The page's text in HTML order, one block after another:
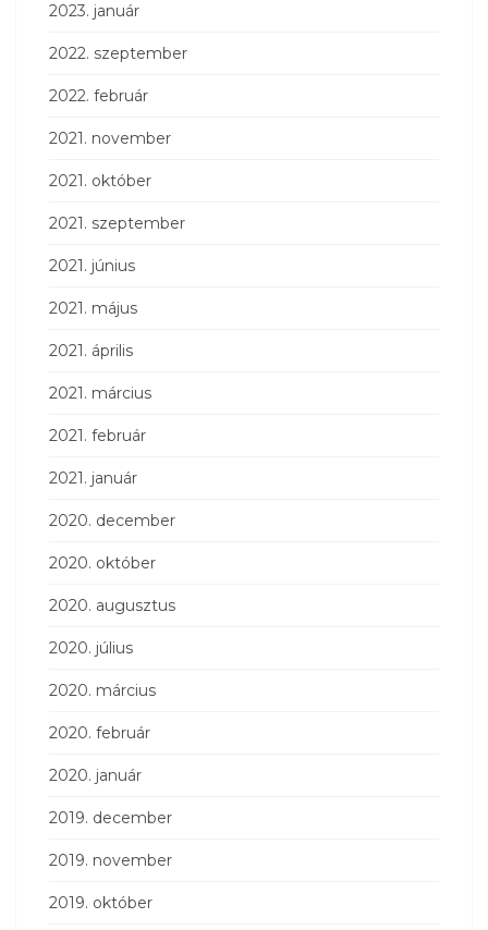
2023. január
2022. szeptember
2022. február
2021. november
2021. október
2021. szeptember
2021. június
2021. május
2021. április
2021. március
2021. február
2021. január
2020. december
2020. október
2020. augusztus
2020. július
2020. március
2020. február
2020. január
2019. december
2019. november
2019. október